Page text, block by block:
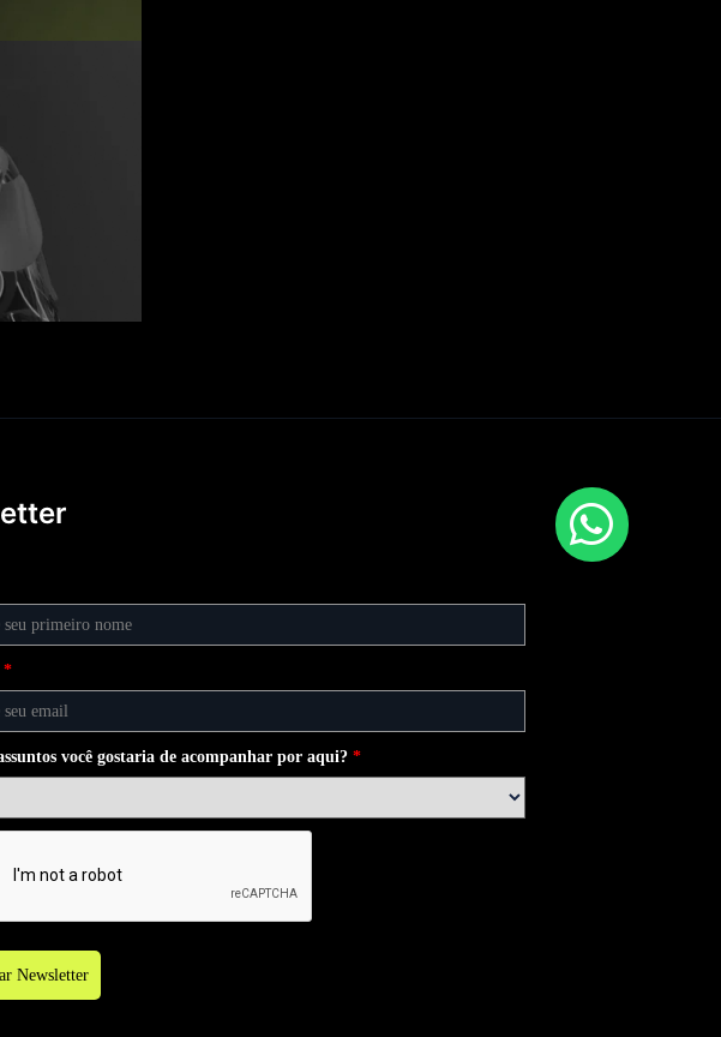
você gostaria de acompanhar por aqui?*
Newsletter